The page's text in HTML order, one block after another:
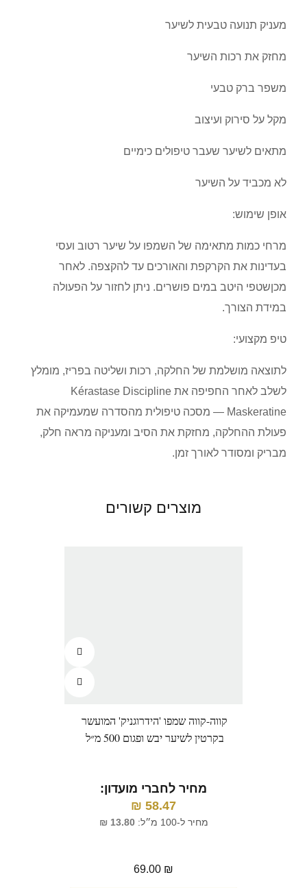
מעניק תנועה טבעית לשיער
מחזק את רכות השיער
משפר ברק טבעי
מקל על סירוק ועיצוב
מתאים לשיער שעבר טיפולים כימיים
לא מכביד על השיער
אופן שימוש:
מרחי כמות מתאימה של השמפו על שיער רטוב ועסי
בעדינות את הקרקפת והאורכים עד להקצפה. לאחר
מכןשטפי היטב במים פושרים. ניתן לחזור על הפעולה
במידת הצורך.
טיפ מקצועי:
לתוצאה מושלמת של החלקה, רכות ושליטה בפריז, מומלץ
לשלב לאחר החפיפה את Kérastase Discipline
Maskeratine — מסכה טיפולית מהסדרה שמעמיקה את
פעולת ההחלקה, מחזקת את הסיב ומעניקה מראה חלק,
מבריק ומסודר לאורך זמן.
מוצרים קשורים
קווה-קווה שמפו 'הידרוגניק' המועשר
בקרטין לשיער יבש ופגום 500 מ״ל
מחיר לחברי מועדון:
58.47
₪
מחיר ל-100 מ״ל: 13.80
₪
69.00 ₪